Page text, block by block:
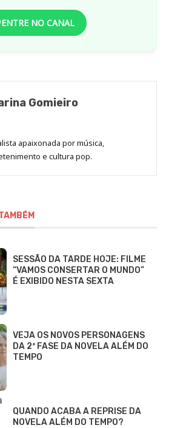
ENTRE NO CANAL
Gomieiro
apaixonada por música,
e cultura pop.
SESSÃO DA TARDE HOJE: FILME
“VAMOS CONSERTAR O MUNDO”
É EXIBIDO NESTA SEXTA
VEJA OS NOVOS PERSONAGENS
DA 2ª FASE DA NOVELA ALÉM DO
TEMPO
QUANDO ACABA A REPRISE DA
NOVELA ALÉM DO TEMPO?